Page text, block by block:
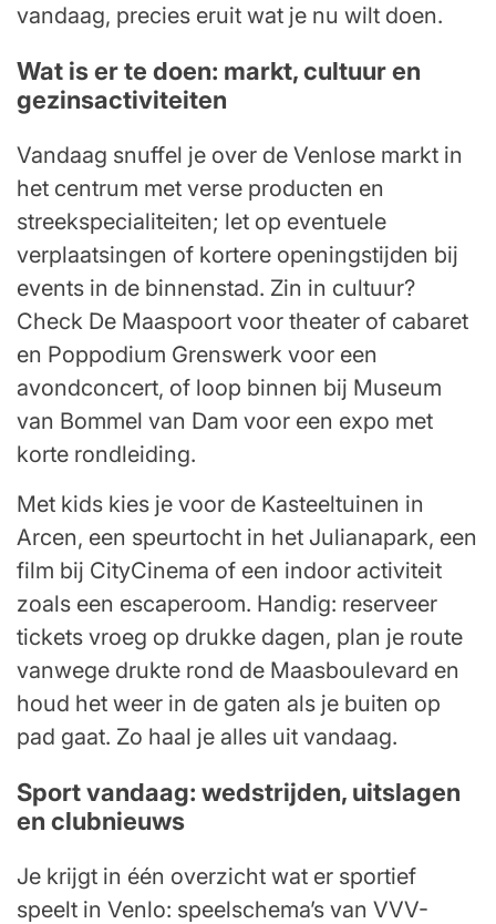
vandaag, precies eruit wat je nu wilt doen.
Wat is er te doen: markt, cultuur en
gezinsactiviteiten
Vandaag snuffel je over de Venlose markt in
het centrum met verse producten en
streekspecialiteiten; let op eventuele
verplaatsingen of kortere openingstijden bij
events in de binnenstad. Zin in cultuur?
Check De Maaspoort voor theater of cabaret
en Poppodium Grenswerk voor een
avondconcert, of loop binnen bij Museum
van Bommel van Dam voor een expo met
korte rondleiding.
Met kids kies je voor de Kasteeltuinen in
Arcen, een speurtocht in het Julianapark, een
film bij CityCinema of een indoor activiteit
zoals een escaperoom. Handig: reserveer
tickets vroeg op drukke dagen, plan je route
vanwege drukte rond de Maasboulevard en
houd het weer in de gaten als je buiten op
pad gaat. Zo haal je alles uit vandaag.
Sport vandaag: wedstrijden, uitslagen
en clubnieuws
Je krijgt in één overzicht wat er sportief
speelt in Venlo: speelschema’s van VVV-